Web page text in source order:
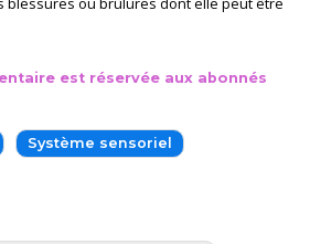
est réservée aux abonnés
Système sensoriel